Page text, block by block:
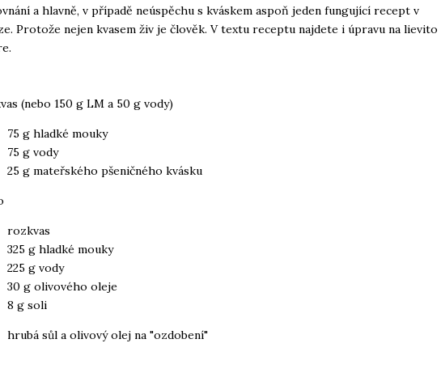
a hlavně, v případě neúspěchu s kváskem aspoň jeden fungující recept v
Protože nejen kvasem živ je člověk. V textu receptu najdete i úpravu na lievito
(nebo 150 g LM a 50 g vody)
75 g hladké mouky
75 g vody
25 g mateřského pšeničného kvásku
rozkvas
325 g hladké mouky
225 g vody
30 g olivového oleje
8 g soli
hrubá sůl a olivový olej na "ozdobení"